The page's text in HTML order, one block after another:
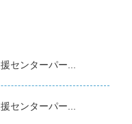
センターパー...
センターパー...